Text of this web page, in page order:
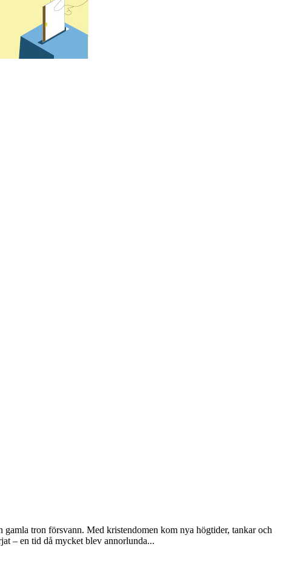
tron försvann. Med kristendomen kom nya högtider, tankar och
– en tid då mycket blev annorlunda...